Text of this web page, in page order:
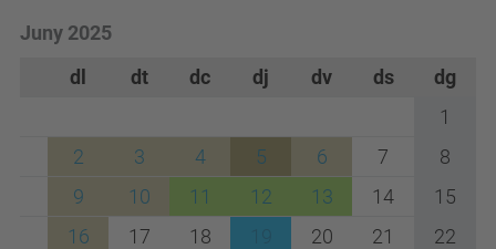
Juny 2025
dl
dt dc dj dv ds
dg
1
2
3 4 5 6 7
8
9
10 11 12 13 14
15
16
17 18 20 21
22